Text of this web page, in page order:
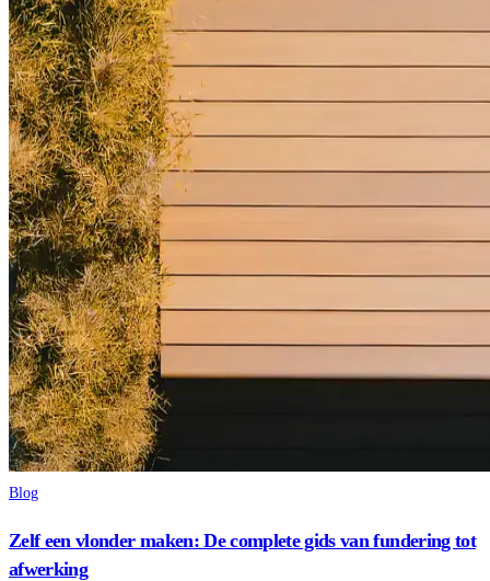
Blog
Zelf een vlonder maken: De complete gids van fundering tot
afwerking